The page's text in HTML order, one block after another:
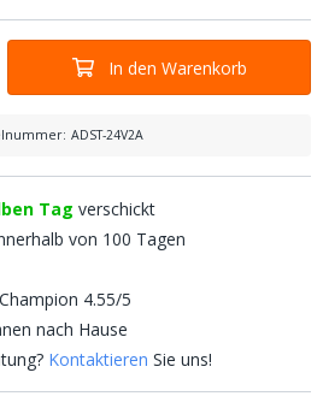
In den Warenkorb
: ADST-24V2A
Tag verschickt
von 100 Tagen
4.55/5
nach Hause
Kontaktieren Sie uns!